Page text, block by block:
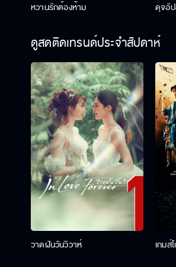
หวานรักต้องห้าม ดุจอั
ดูสดติดเทรนด์ประจำสัปดาห์
วาดฝันวันวิวาห์ เกมส์